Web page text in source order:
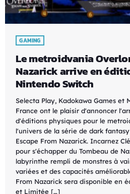
GAMING
Le metroidvania
Nazarick arrive en
Nintendo Switch
Selecta Play, Kadokawa Games et
France ont le plaisir d'annoncer
d'éditions physiques pour le
l'univers de la série de dark
Escape From Nazarick. Incarnez
pour s'échapper du Tombeau de
labyrinthe rempli de monstres à
variées et des capacités
From Nazarick sera disponible en
et Limitée […]